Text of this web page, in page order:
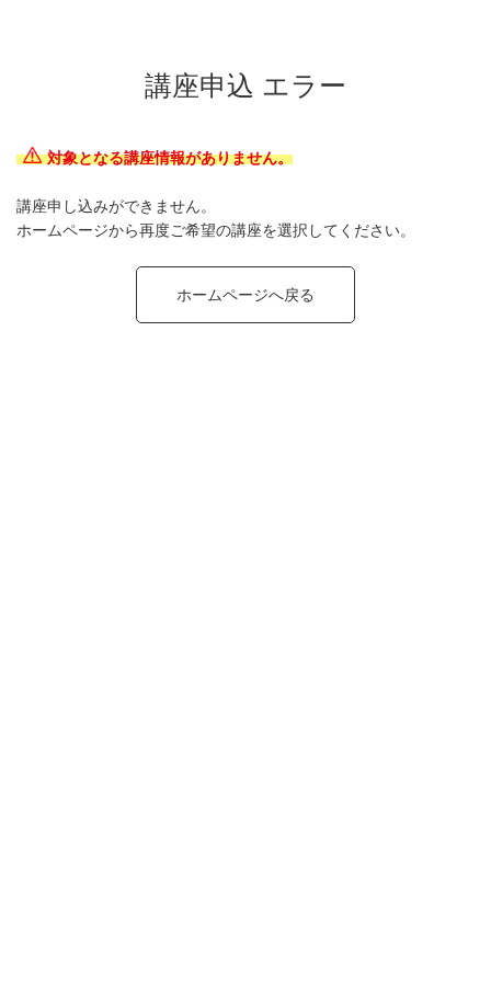
講座申込 エラー
対象となる講座情報がありません。
講座申し込みができません。
ホームページから再度ご希望の講座を選択してください。
ホームページへ戻る